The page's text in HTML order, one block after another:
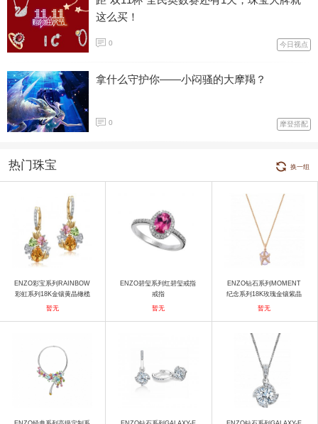
这么买！
0 今日视点
拿什么守护你——小闷骚的大摩羯？
0 摩登搭配
热门珠宝 换一组
ENZO彩宝系列RAINBOW
彩虹系列18K金镶黄晶橄榄
石粉红碧玺及钻石耳饰 耳
暂无
ENZO碧玺系列红碧玺戒指
戒指
暂无
ENZO钻石系列MOMENT
纪念系列18K玫瑰金镶紫晶
吊坠 吊坠
暂无